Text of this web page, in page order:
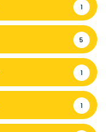
1
5
1
1